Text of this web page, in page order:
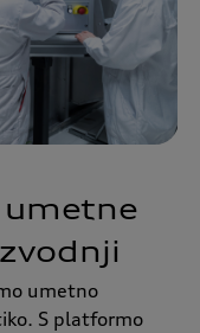
umetno
S platformo